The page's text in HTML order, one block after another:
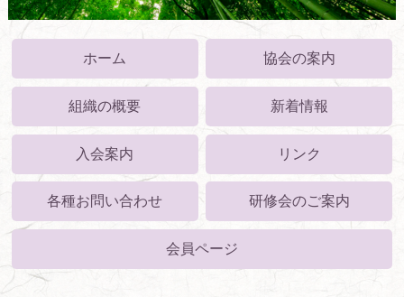
ホーム 協会の案内
組織の概要 新着情報
入会案内 リンク
各種お問い合わせ 研修会のご案内
会員ページ